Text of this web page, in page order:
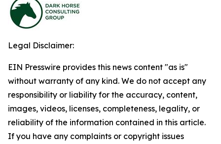
Legal Disclaimer:
EIN Presswire provides this news content "as is"
without warranty of any kind. We do not accept any
responsibility or liability for the accuracy, content,
images, videos, licenses, completeness, legality, or
reliability of the information contained in this article.
If you have any complaints or copyright issues